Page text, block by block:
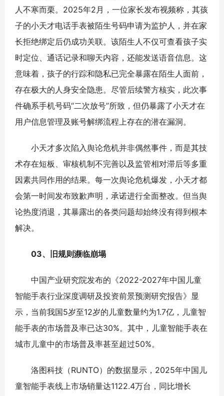
人不寒而栗。2025年2月，一位家长发布视频称，其孩
子的小天才电话手表被陌生号码申请为监护人，并在家
长拒绝绑定后仍成功关联。该陌生人不仅可查看孩子实
时定位、通话记录和聊天内容，还能发送语音信息。这
意味着，孩子的行踪和隐私已完全暴露在陌生人面前，
存在极大的人身安全隐患。尽管后续警方核实，此次事
件确系手机号码“二次放号”所致，但仍暴露了小天才在
用户信息管理及账号解绑流程上存在的潜在漏洞。
小天才多次陷入舆论危机并非偶然事件，而是其技
术存在短板、审核机制不完善以及监管相对滞后等多重
因素共同作用的结果。每一次舆论危机爆发，小天才都
会第一时间发布致歉声明，承诺进行全面整改。但当舆
论热度消退，其暴露出的各类问题却始终没有得到根本
解决。
03、旧规则濒临崩塌
中国产业研究院发布的《2022-2027年中国儿童
智能手表行业深度调研及投资前景预测研究报告》显
示，当前我国5岁至12岁的儿童数量约为1.7亿，儿童智
能手表的市场普及率已达30%。其中，儿童智能手表在
城市儿童中的市场普及率甚至超过50%。
洛图科技（RUNTO）的数据显示，2025年中国儿
童智能手表线上市场销量达1122.4万台，同比增长